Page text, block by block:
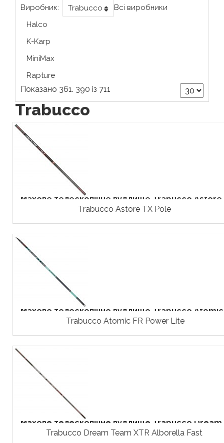
Виробник:
Trabucco
Всі виробники
Halco
K-Karp
MiniMax
Rapture
Показано 361. 390 із 711
Trabucco
Махове телескопічне вудлище Trabucco
Trabucco Astore TX Pole
Махове телескопічне вудлище Trabucco
Trabucco Atomic FR Power Lite
Махове телескопічне вудлище Trabucco
Trabucco Dream Team XTR Alborella Fast